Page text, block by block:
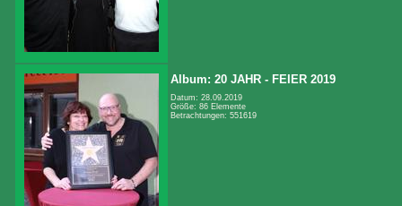
Album: 20 JAHR - FEIER 2019
Datum: 28.09.2019
Größe: 86 Elemente
Betrachtungen: 551619